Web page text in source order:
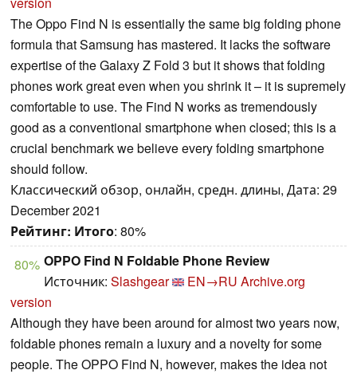
The Oppo Find N is essentially the same big folding phone
formula that Samsung has mastered. It lacks the software
expertise of the Galaxy Z Fold 3 but it shows that folding
phones work great even when you shrink it – it is supremely
comfortable to use. The Find N works as tremendously
good as a conventional smartphone when closed; this is a
crucial benchmark we believe every folding smartphone
should follow.
Классический обзор, онлайн, средн. длины, Дата: 29
December 2021
Рейтинг: Итого: 80%
80% OPPO Find N Foldable Phone Review
Источник: Slashgear EN→RU Archive.org
version
Although they have been around for almost two years now,
foldable phones remain a luxury and a novelty for some
people. The OPPO Find N, however, makes the idea not